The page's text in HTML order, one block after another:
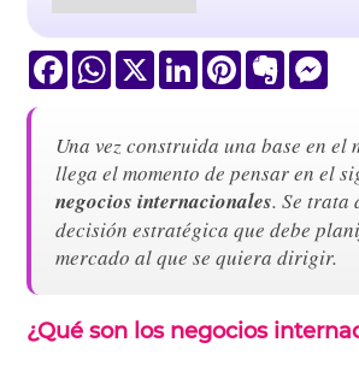
FacebookWhatsApp
X LinkedInPinterestEvernote
Una vez construida una base en el
llega el momento de pensar en el
negocios internacionales. Se trata
decisión estratégica que debe
mercado al que se quiera dirigir.
¿Qué son los negocios